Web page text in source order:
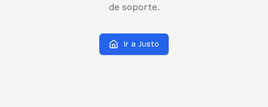
de soporte.
Ir a Justo